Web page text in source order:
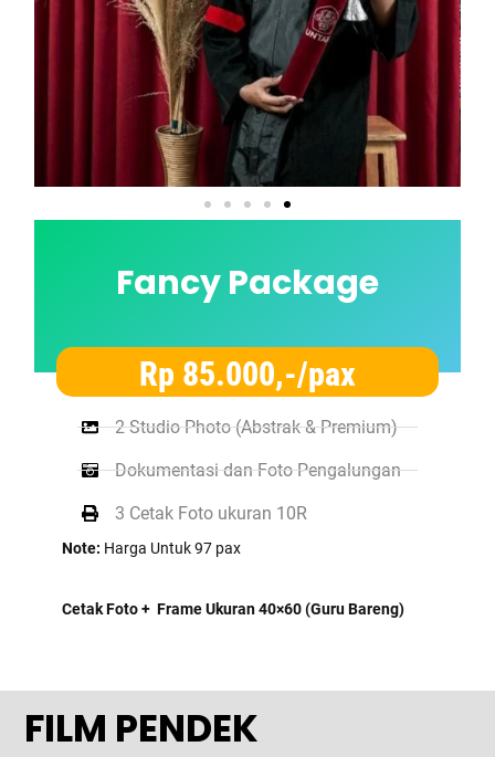
Fancy Package
Rp 85.000,-/pax
2 Studio Photo (Abstrak & Premium)
Dokumentasi dan Foto Pengalungan
3 Cetak Foto ukuran 10R
Note: Harga Untuk 97 pax
Cetak Foto + Frame Ukuran 40×60 (Guru Bareng)
FILM PENDEK